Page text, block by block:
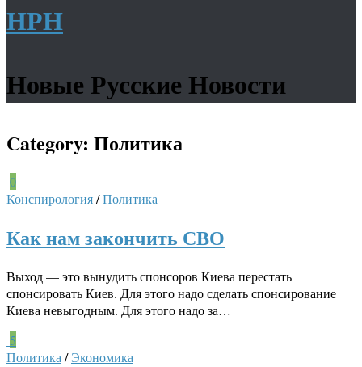
НРН
Новые Русские Новости
Category: Политика
0
Конспирология/Политика
Как нам закончить СВО
Выход — это вынудить спонсоров Киева перестать
спонсировать Киев. Для этого надо сделать спонсирование
Киева невыгодным. Для этого надо за…
5
Политика /Экономика